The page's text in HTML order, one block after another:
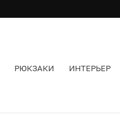
РЮКЗАКИ ИНТЕРЬЕР